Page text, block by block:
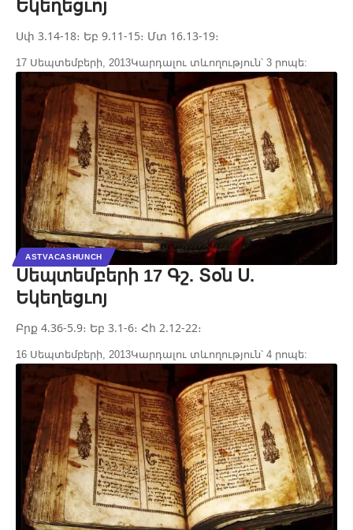
Եկեղեցւոյ
Սփ 3.14-18։ Եբ 9.11-15։ Մտ 16.13-19։
17 Սեպտեմբերի, 2013Կարդալու տևողություն՝ 3 րոպե:
ASTVACASHUNCH
Սեպտեմբերի 17 Գշ. Տօն Ս.
Եկեղեցւոյ
Բրք 4.36-5.9։ Եբ 3.1-6։ Հհ 2.12-22։
16 Սեպտեմբերի, 2013Կարդալու տևողություն՝ 4 րոպե: